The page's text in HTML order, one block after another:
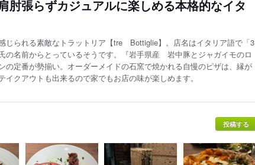
肘張らずカジュアルに楽しめる本格的なイタ
じられる素敵なトラットリア【tre Bottiglie】。店名はイタリア語で「3
の名前からとっているそうです。『岩手県産 岩中豚とジャガイモのロ
の定番が勢揃い。オーダーメイドの石窯で焼かれる自慢のピザは、縁が
イクアウトも出来るので家でもお店の味が楽しめます。
投稿する